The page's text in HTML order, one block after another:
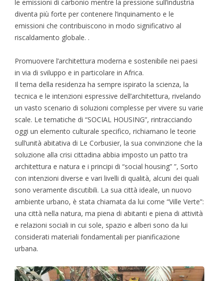
le emissioni di carbonio mentre la pressione sull’industria
diventa più forte per contenere l’inquinamento e le
emissioni che contribuiscono in modo significativo al
riscaldamento globale. .
Promuovere l’architettura moderna e sostenibile nei paesi
in via di sviluppo e in particolare in Africa.
Il tema della residenza ha sempre ispirato la scienza, la
tecnica e le intenzioni espressive dell’architettura, rivelando
un vasto scenario di soluzioni complesse per vivere su varie
scale. Le tematiche di “SOCIAL HOUSING”, rintracciando
oggi un elemento culturale specifico, richiamano le teorie
sull’unità abitativa di Le Corbusier, la sua convinzione che la
soluzione alla crisi cittadina abbia imposto un patto tra
architettura e natura e i principi di “social housing” ”, Sorto
con intenzioni diverse e vari livelli di qualità, alcuni dei quali
sono veramente discutibili. La sua città ideale, un nuovo
ambiente urbano, è stata chiamata da lui come “Ville Verte”:
una città nella natura, ma piena di abitanti e piena di attività
e relazioni sociali in cui sole, spazio e alberi sono da lui
considerati materiali fondamentali per pianificazione
urbana.